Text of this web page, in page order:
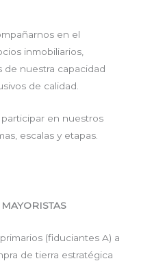
en el
inmobiliarios,
de nuestra capacidad
de calidad.
en nuestros
escalas y etapas.
(fiduciantes A) a
de tierra estratégica